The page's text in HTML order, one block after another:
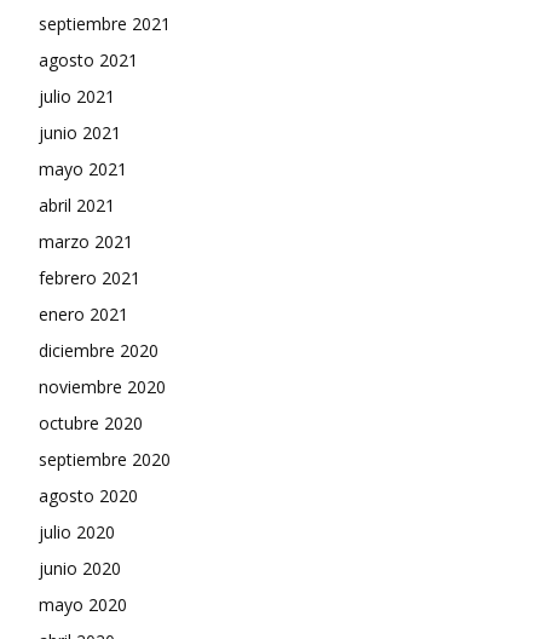
septiembre 2021
agosto 2021
julio 2021
junio 2021
mayo 2021
abril 2021
marzo 2021
febrero 2021
enero 2021
diciembre 2020
noviembre 2020
octubre 2020
septiembre 2020
agosto 2020
julio 2020
junio 2020
mayo 2020